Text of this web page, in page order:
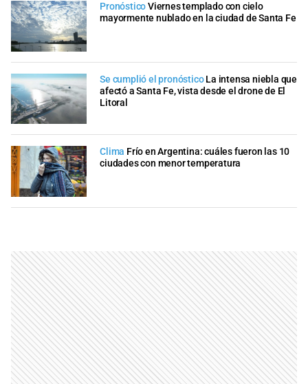
PronósticoViernes templado con cielo
mayormente nublado en la ciudad de Santa Fe
Se cumplió el pronóstico La intensa niebla que
afectó a Santa Fe, vista desde el drone de El
Litoral
Clima Frío en Argentina: cuáles fueron las 10
ciudades con menor temperatura